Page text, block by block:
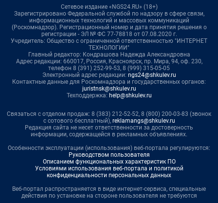
Сетевое издание «NGS24.RU» (18+)
Зарегистрировано Федеральной службой по надзору в сфере связи,
информационных технологий и массовых коммуникаций
(Роскомнадзор). Регистрационный номер и дата принятия решения о
регистрации - ЭЛ № ФС 77-78818 от 07.08.2020 г.
Учредитель: Общество с ограниченной ответственностью "ИНТЕРНЕТ
ТЕХНОЛОГИИ"
Главный редактор: Кондрашова Надежда Александровна
Адрес редакции: 660017, Россия, Красноярск, пр. Мира, 94, оф. 230,
телефон 8 (391) 252-99-53, 8 (999) 315-05-05
Электронный адрес редакции: ngs24@shkulev.ru
Контактные данные для Роскомнадзора и государственных органов:
juristnsk@shkulev.ru
Техподдержка: help@shkulev.ru
Связаться с отделом продаж: 8 (383) 212-52-52, 8 (800) 200-03-83 (звонок
с сотового бесплатный), reklamangs@shkulev.ru
Редакция сайта не несет ответственности за достоверность
информации, содержащейся в рекламных объявлениях.
Особенности эксплуатации (использования) веб-портала регулируются:
Руководством пользователя
Описанием функциональных характеристик ПО
Условиями использования веб-портала и политикой
конфиденциальности персональных данных
Веб-портал распространяется в виде интернет-сервиса, специальные
действия по установке на стороне пользователя не требуются